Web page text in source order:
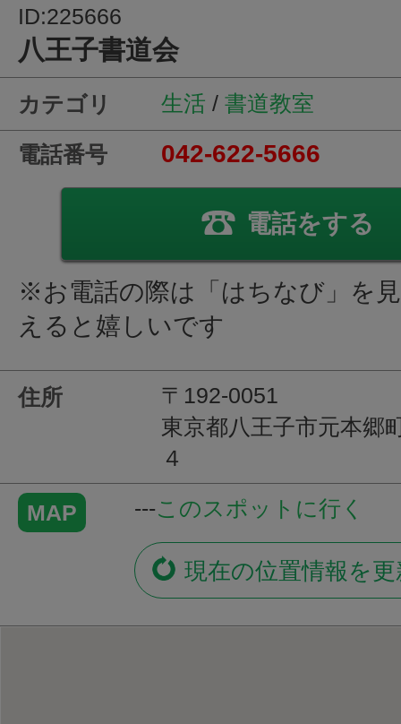
ID:225666
八王子書道会
カテゴリ 生活 / 書道教室
電話番号 042-622-5666
電話をする
※お電話の際は「はちなび」を
えると嬉しいです
住所
〒192-0051
東京都八王子市元本郷
４
MAP ---このスポットに行く
現在の位置情報を